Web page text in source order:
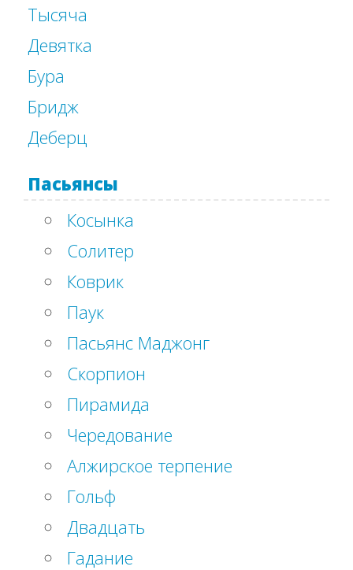
Тысяча
Девятка
Бура
Бридж
Деберц
Пасьянсы
Косынка
Солитер
Коврик
Паук
Пасьянс Маджонг
Скорпион
Пирамида
Чередование
Алжирское терпение
Гольф
Двадцать
Гадание